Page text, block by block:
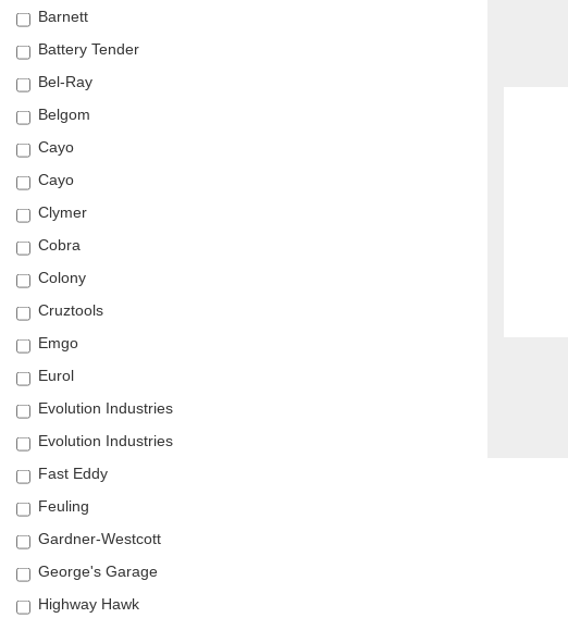
Barnett
Battery Tender
Bel-Ray
Belgom
Cayo
Cayo
Clymer
Cobra
Colony
Cruztools
Emgo
Eurol
Evolution Industries
Evolution Industries
Fast Eddy
Feuling
Gardner-Westcott
George's Garage
Highway Hawk